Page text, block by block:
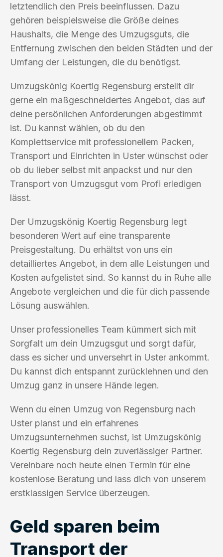
letztendlich den Preis beeinflussen. Dazu
gehören beispielsweise die Größe deines
Haushalts, die Menge des Umzugsguts, die
Entfernung zwischen den beiden Städten und der
Umfang der Leistungen, die du benötigst.
Umzugskönig Koertig Regensburg erstellt dir
gerne ein maßgeschneidertes Angebot, das auf
deine persönlichen Anforderungen abgestimmt
ist. Du kannst wählen, ob du den
Komplettservice mit professionellem Packen,
Transport und Einrichten in Uster wünschst oder
ob du lieber selbst mit anpackst und nur den
Transport von Umzugsgut vom Profi erledigen
lässt.
Der Umzugskönig Koertig Regensburg legt
besonderen Wert auf eine transparente
Preisgestaltung. Du erhältst von uns ein
detailliertes Angebot, in dem alle Leistungen und
Kosten aufgelistet sind. So kannst du in Ruhe alle
Angebote vergleichen und die für dich passende
Lösung auswählen.
Unser professionelles Team kümmert sich mit
Sorgfalt um dein Umzugsgut und sorgt dafür,
dass es sicher und unversehrt in Uster ankommt.
Du kannst dich entspannt zurücklehnen und den
Umzug ganz in unsere Hände legen.
Wenn du einen Umzug von Regensburg nach
Uster planst und ein erfahrenes
Umzugsunternehmen suchst, ist Umzugskönig
Koertig Regensburg dein zuverlässiger Partner.
Vereinbare noch heute einen Termin für eine
kostenlose Beratung und lass dich von unserem
erstklassigen Service überzeugen.
Geld sparen beim
Transport der